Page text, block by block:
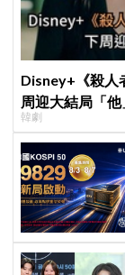
Disney+《殺人
周迎大結局「
韓劇